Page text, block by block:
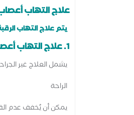
علاج التهاب
يتم علاج التهاب
1. علاج التهاب أعصاب الرقبة غير الجراحي
يشمل العلاج غير
الراحة
يمكن أن يُخفف عدم